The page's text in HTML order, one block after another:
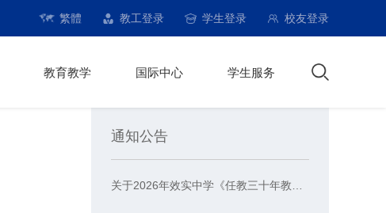
繁體 教工登录 学生登录 校友登录
教育教学 国际中心 学生服务
通知公告